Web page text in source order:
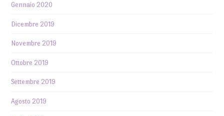
Gennaio 2020
Dicembre 2019
Novembre 2019
Ottobre 2019
Settembre 2019
Agosto 2019